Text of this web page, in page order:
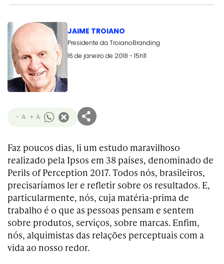
JAIME TROIANO
Presidente da TroianoBranding
16 de janeiro de 2018 - 15h11
- A + A
Faz poucos dias, li um estudo maravilhoso
realizado pela Ipsos em 38 países, denominado de
Perils of Perception 2017. Todos nós, brasileiros,
precisaríamos ler e refletir sobre os resultados. E,
particularmente, nós, cuja matéria-prima de
trabalho é o que as pessoas pensam e sentem
sobre produtos, serviços, sobre marcas. Enfim,
nós, alquimistas das relações perceptuais com a
vida ao nosso redor.